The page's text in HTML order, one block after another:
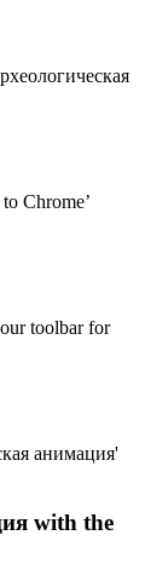
Chrome’
toolbar for
анимация'
with the